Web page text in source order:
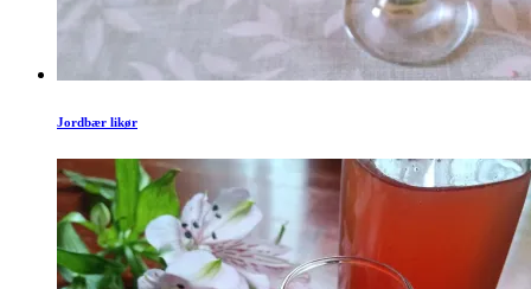
Jordbær likør